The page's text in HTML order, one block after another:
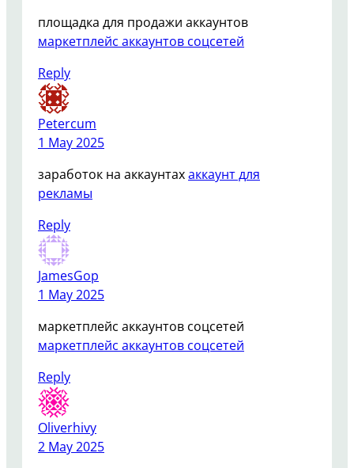
площадка для продажи аккаунтов
маркетплейс аккаунтов соцсетей
Reply
Petercum
1 May 2025
заработок на аккаунтахаккаунт для
рекламы
Reply
JamesGop
1 May 2025
маркетплейс аккаунтов соцсетей
маркетплейс аккаунтов соцсетей
Reply
Oliverhivy
2 May 2025